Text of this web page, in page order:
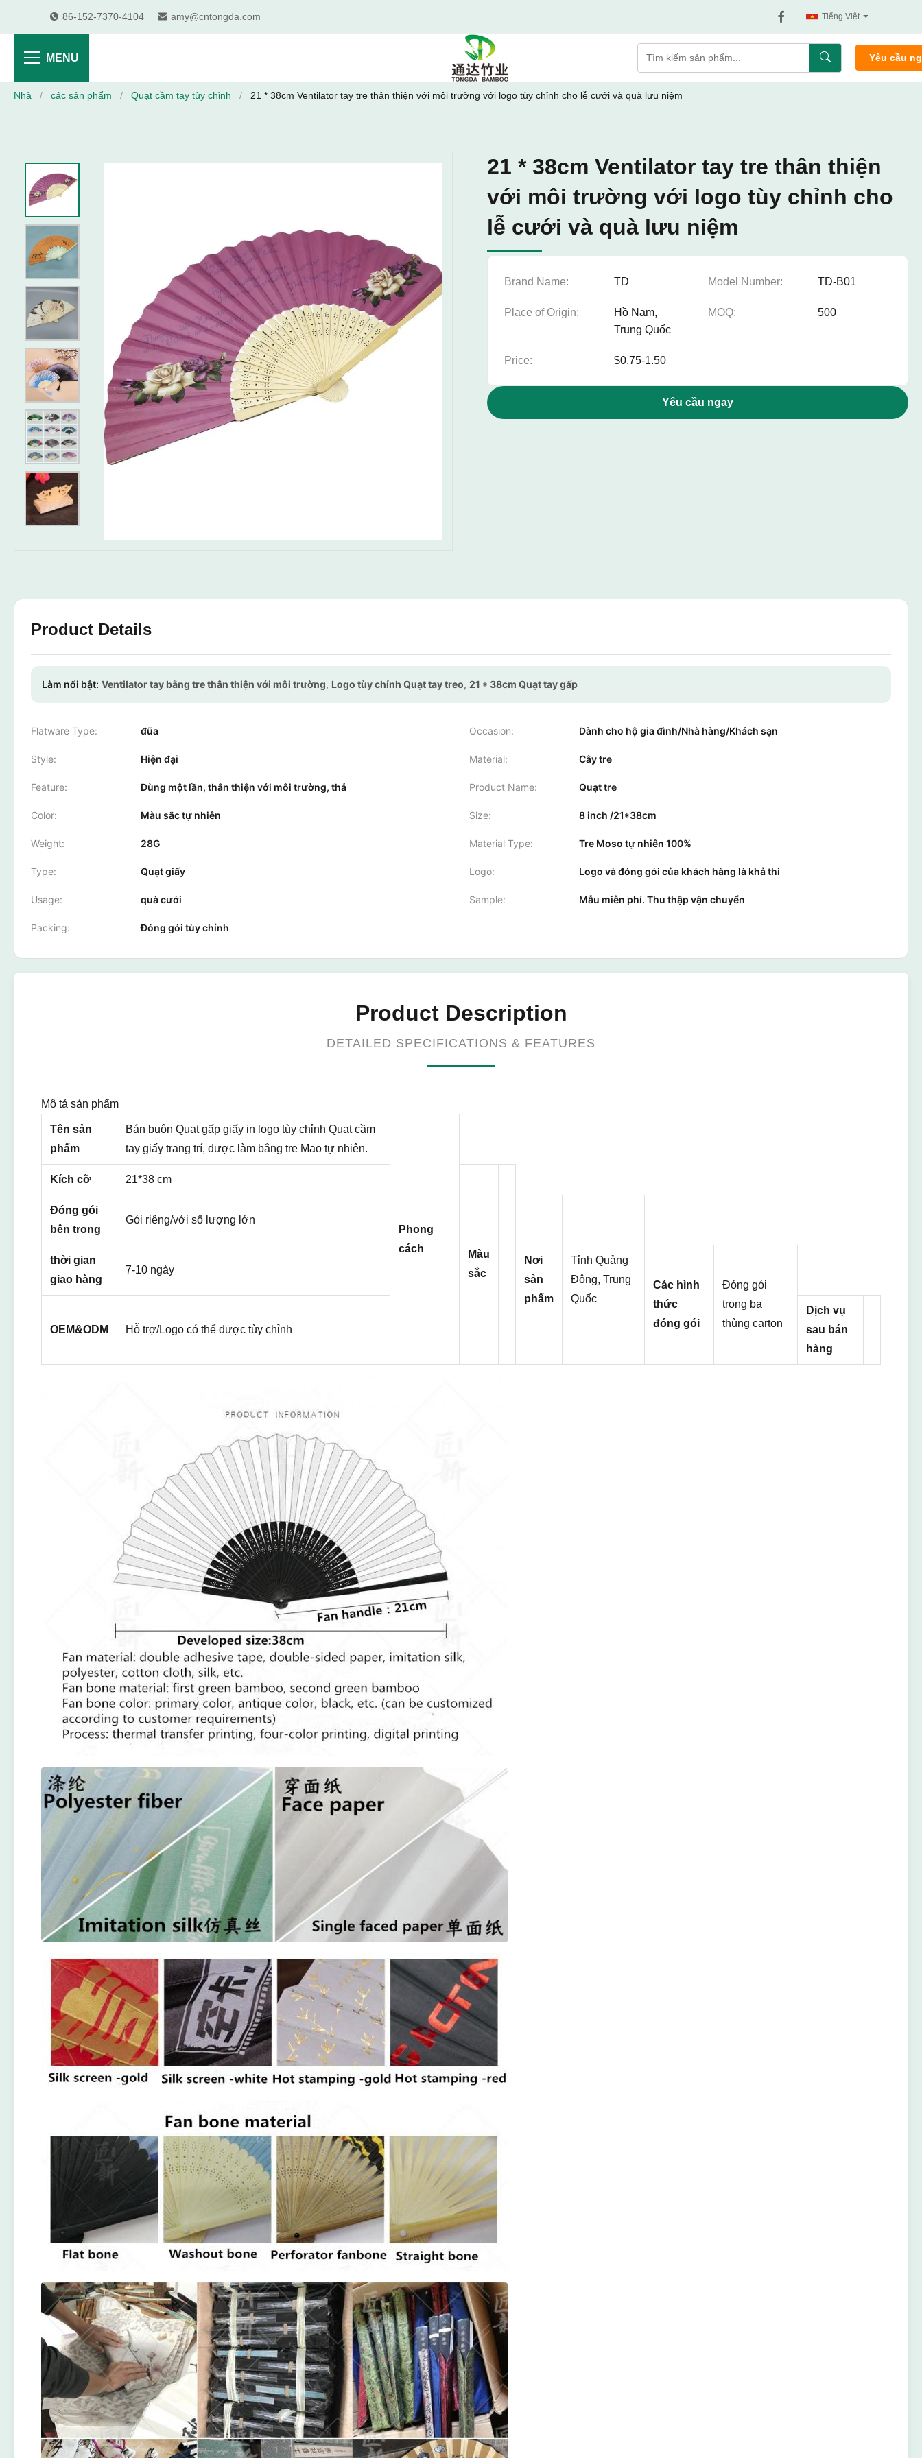
86-152-7370-4104 amy@cntongda.com Tiếng Việt
MENU Yêu cầu
Nhà / các sản phẩm / Quạt cầm tay tùy chỉnh / 21 * 38cm Ventilator tay tre thân thiện với môi trường với logo tùy chỉnh cho lễ cưới và quà lưu niệm
21 * 38cm Ventilator tay tre thân thiện
với môi trường với logo tùy chỉnh cho
lễ cưới và quà lưu niệm
Brand Name: TD Model Number: TD-B01
Place of Origin:
Hồ Nam,
Trung Quốc
MOQ: 500
Price: $0.75-1.50
Yêu cầu ngay
Product Details
Làm nổi bật: Ventilator tay bằng tre thân thiện với môi trường, Logo tùy chỉnh Quạt tay treo, 21 * 38cm Quạt tay gấp
Flatware Type: đũa Occasion: Dành cho hộ gia đình/Nhà hàng/Khách sạn
Style: Hiện đại Material: Cây tre
Feature: Dùng một lần, thân thiện với môi trường, thả Product Name: Quạt tre
Color: Màu sắc tự nhiên Size: 8 inch /21*38cm
Weight: 28G Material Type: Tre Moso tự nhiên 100%
Type: Quạt giấy Logo: Logo và đóng gói của khách hàng là khả thi
Usage: quà cưới Sample: Mẫu miễn phí. Thu thập vận chuyển
Packing: Đóng gói tùy chỉnh
Product Description
DETAILED SPECIFICATIONS & FEATURES
Mô tả sản phẩm
Tên sản
phẩm
Bán buôn Quạt gấp giấy in logo tùy chỉnh Quạt cầm
tay giấy trang trí, được làm bằng tre Mao tự nhiên.
Phong
cách
Kích cỡ 21*38 cm
Màu
sắc
Đóng gói
bên trong
Gói riêng/với số lượng lớn
Nơi
sản
phẩm
Tỉnh Quảng
Đông, Trung
Quốc
thời gian
giao hàng
7-10 ngày
Các hình
thức
đóng gói
Đóng gói
trong ba
thùng carton
OEM&ODM Hỗ trợ/Logo có thể được tùy chỉnh
Dịch vụ
sau bán
hàng